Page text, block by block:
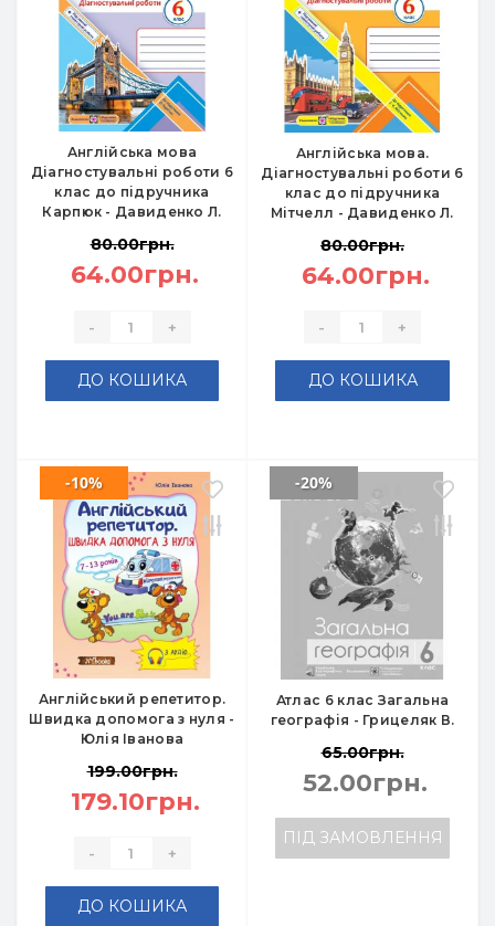
Англійська мова
Діагностувальні роботи 6
клас до підручника
Карпюк - Давиденко Л.
80.00грн.
64.00грн.
- +
ДО КОШИКА
Англійська мова.
Діагностувальні роботи 6
клас до підручника
Мітчелл - Давиденко Л.
80.00грн.
64.00грн.
- +
ДО КОШИКА
Англійський репетитор.
Швидка допомога з нуля -
Юлія Іванова
-10%
199.00грн.
179.10грн.
- +
ДО КОШИКА
Атлас 6 клас Загальна
географія - Грицеляк В.
-20%
65.00грн.
52.00грн.
ПІД ЗАМОВЛЕННЯ